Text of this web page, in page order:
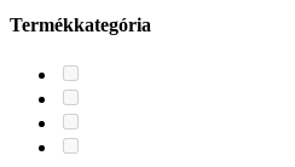
Termékkategória